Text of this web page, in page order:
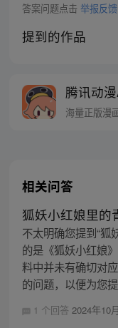
答案问题点击 举报反馈
提到的作品
腾讯动
海量正版漫
相关问答
狐妖小红娘里的
不太明确您提到“狐
的是《狐妖小红娘
料中并未有确切对
的问题，以便为您
1 个回答 2024年10